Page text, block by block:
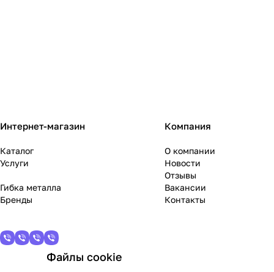
Интернет-магазин
Каталог
Услуги
Гибка металла
Бренды
Компания
О компании
Новости
Отзывы
Вакансии
Контакты
Файлы cookie